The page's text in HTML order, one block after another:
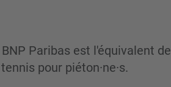
Paribas est l'équivalent de
pour piéton·ne·s.